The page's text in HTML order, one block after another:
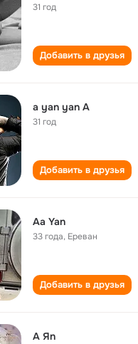
31 год
Добавить в друзья
a yan yan A
31 год
Добавить в друзья
Aa Yan
33 года, Ереван
Добавить в друзья
A Яn